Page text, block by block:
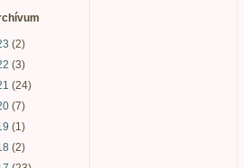
(2)
(3)
(24)
(7)
(1)
(2)